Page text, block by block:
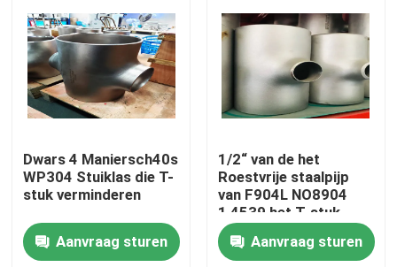
Producten
Ongeveer ons
Dwars 4 Maniersch40s
WP304 Stuiklas die T-
stuk verminderen
Aanvraag sturen
1/2“ van de het
Roestvrije staalpijp
van F904L NO8904
1,4539 het T-stuk
Aanvraag sturen